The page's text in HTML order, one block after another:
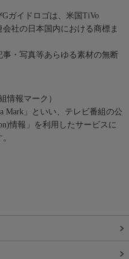
ガイドロゴは、米国TiVo
社の日本国内における商標ま
・写真等あらゆる素材の無断
情報マーク）
Mark」といい、テレビ番組の公
情報」を利用したサービスに